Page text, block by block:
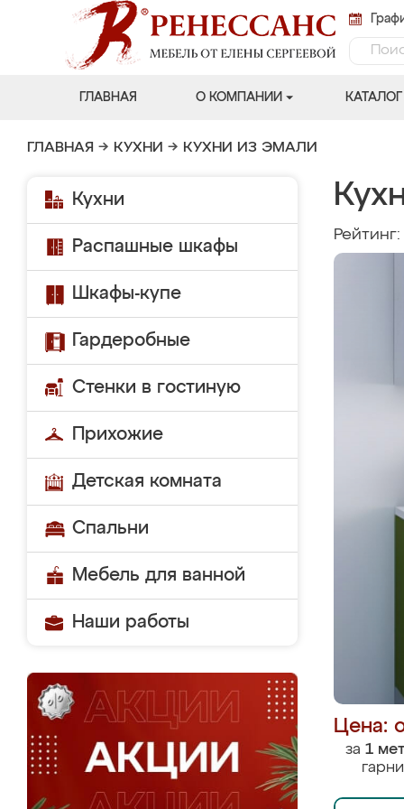
ГЛАВНАЯ О КОМПАНИИ КАТАЛОГ
ГЛАВНАЯ → КУХНИ → КУХНИ ИЗ ЭМАЛИ
Кухни
Распашные шкафы
Шкафы-купе
Гардеробные
Стенки в гостиную
Прихожие
Детская комната
Спальни
Мебель для ванной
Наши работы
Рейтинг:
Цена:
за 1